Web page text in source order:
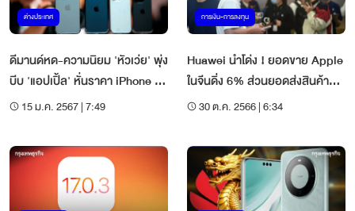
ต่างประเทศ
ดีมานด์หด-ความนิยม 'หัวเว่ย' พุ่ง
บีบ 'แอปเปิ้ล' หั่นราคา iPhone 15
ในจีน15 ม.ค. 2567 | 7:49
การเงิน-การลงทุน
Huawei นำโด่ง ! ยอดขาย Apple
ในจีนดิ่ง 6% ส่วนยอดส่งสินค้า
Q3 ส่อร่วงอีก 4%
30 ต.ค. 2566 | 6:34